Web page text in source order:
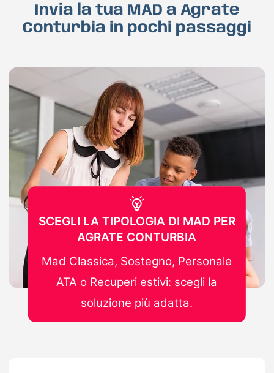
Invia la tua MAD a Agrate
Conturbia in pochi passaggi
SCEGLI LA TIPOLOGIA DI MAD PER
AGRATE CONTURBIA
Mad Classica, Sostegno, Personale
ATA o Recuperi estivi: scegli la
soluzione più adatta.